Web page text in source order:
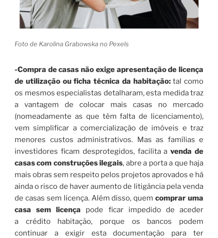
Foto de Karolina Grabowska no Pexels
-Compra de casas não exige apresentação de licença
de utilização ou ficha técnica da habitação:tal como
os mesmos especialistas detalharam, esta medida traz
a vantagem de colocar mais casas no mercado
(nomeadamente as que têm falta de licenciamento),
vem simplificar a comercialização de imóveis e traz
menores custos administrativos. Mas as famílias e
investidores ficam desprotegidos, facilita avenda de
casas com construções ilegais, abre a porta a que haja
mais obras sem respeito pelos projetos aprovados e há
ainda o risco de haver aumento de litigância pela venda
de casas sem licença. Além disso, quemcomprar uma
casa sem licença pode ficar impedido de aceder
a crédito habitação, porque os bancos podem
continuar a exigir esta documentação para ter